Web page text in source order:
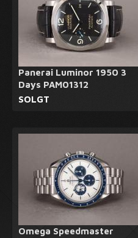
Panerai Luminor 1950 3
Days PAM01312
SOLGT
Omega Speedmaster